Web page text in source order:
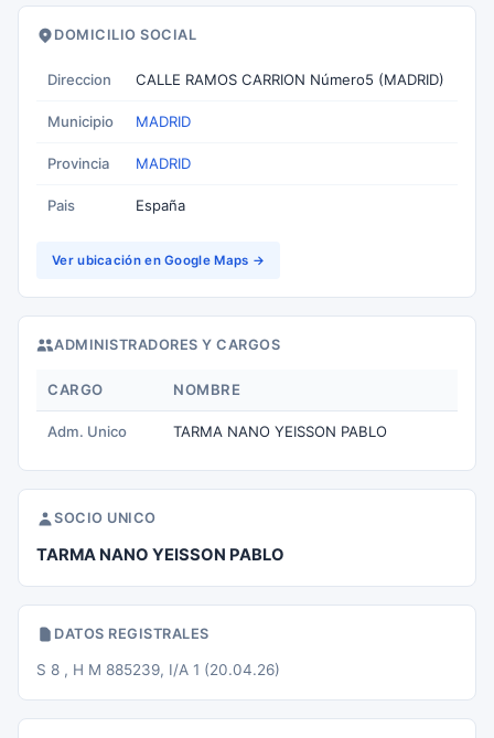
DOMICILIO SOCIAL
Direccion CALLE RAMOS CARRION Número5 (MADRID)
Municipio MADRID
Provincia MADRID
Pais España
Ver ubicación en Google Maps →
ADMINISTRADORES Y CARGOS
CARGO NOMBRE
Adm. Unico TARMA NANO YEISSON PABLO
SOCIO UNICO
TARMA NANO YEISSON PABLO
DATOS REGISTRALES
S 8 , H M 885239, I/A 1 (20.04.26)